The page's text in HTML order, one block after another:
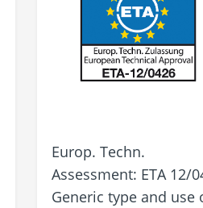
Europ. Techn.
Assessment: ETA 12/
Generic type and use